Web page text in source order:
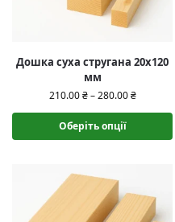
Дошка суха стругана 20х120
мм
210.00₴ – 280.00₴
Оберіть опції